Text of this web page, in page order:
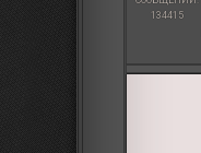
134415